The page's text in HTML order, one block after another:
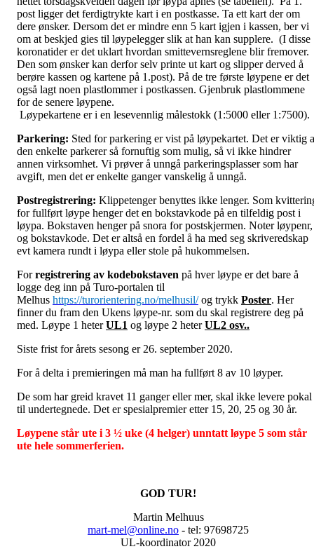
post ligger det ferdigtrykte kart i en postkasse. Ta ett kart der om
dere ønsker. Dersom det er mindre enn 5 kart igjen i kassen, ber vi
om at beskjed gies til løypelegger slik at han kan supplere. (I disse
koronatider er det uklart hvordan smittevernsreglene blir fremover.
Den som ønsker kan derfor selv printe ut kart og slipper derved å
berøre kassen og kartene på 1.post). På de tre første løypene er det
også lagt noen plastlommer i postkassen. Gjenbruk plastlommene
for de senere løypene.
Løypekartene er i en lesevennlig målestokk (1:5000 eller 1:7500).
Parkering: Sted for parkering er vist på løypekartet. Det er viktig
den enkelte parkerer så fornuftig som mulig, så vi ikke hindrer
annen virksomhet. Vi prøver å unngå parkeringsplasser som har
avgift, men det er enkelte ganger vanskelig å unngå.
Postregistrering: Klippetenger benyttes ikke lenger. Som
for fullført løype henger det en bokstavkode på en tilfeldig post i
løypa. Bokstaven henger på snora for postskjermen. Noter løypenr,
og bokstavkode. Det er altså en fordel å ha med seg skriveredskap
evt kamera rundt i løypa eller stole på hukommelsen.
Forregistrering av kodebokstaven på hver løype er det bare å
logge deg inn på Turo-portalen til
Melhus https://turorientering.no/melhusil/og trykk Poster. Her
finner du fram den Ukens løype-nr. som du skal registrere deg på
med. Løype 1 heterUL1 og løype 2 heterUL2 osv..
Siste frist for årets sesong er 26. september 2020.
For å delta i premieringen må man ha fullført 8 av 10 løyper.
De som har greid kravet 11 ganger eller mer, skal ikke levere pokal
til undertegnede. Det er spesialpremier etter 15, 20, 25 og 30 år.
Løypene står ute i 3 ½ uke (4 helger) unntatt løype 5 som står
ute hele sommerferien.
GOD TUR!
Martin Melhuus
mart-mel@online.no - tel: 97698725
UL-koordinator 2020